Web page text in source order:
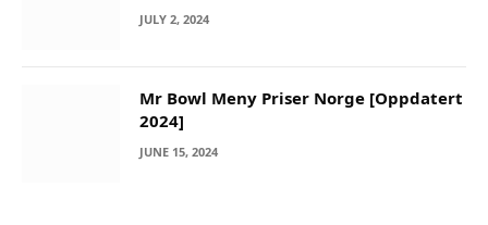
JULY 2, 2024
Mr Bowl Meny Priser Norge [Oppdatert
2024]
JUNE 15, 2024